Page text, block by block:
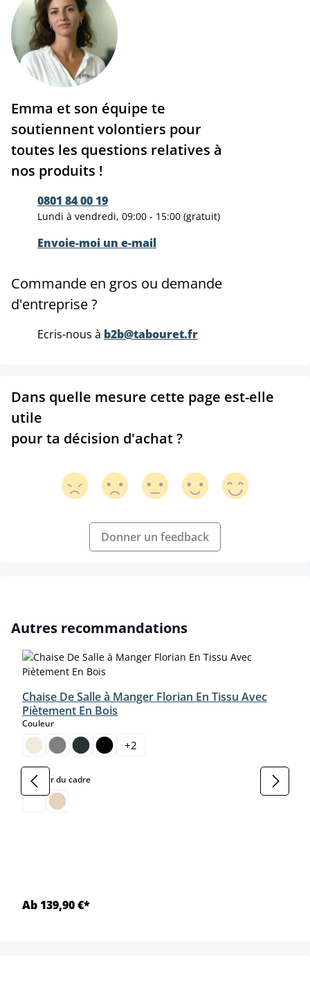
Emma et son équipe te
soutiennent volontiers pour
toutes les questions relatives à
nos produits !
0801 84 00 19
Lundi à vendredi, 09:00 - 15:00 (gratuit)
Envoie-moi un e-mail
Commande en gros ou demande
d'entreprise ?
Ecris-nous à b2b@tabouret.fr
Dans quelle mesure cette page est-elle
utile
pour ta décision d'achat ?
Donner un feedback
Ignorer la galerie de produits
Autres recommandations
Chaise De Salle à Manger Florian En Tissu Avec
Piètement En Bois
Couleurselect
+2
Couleur du cadreselect
Ab 139,90 €*